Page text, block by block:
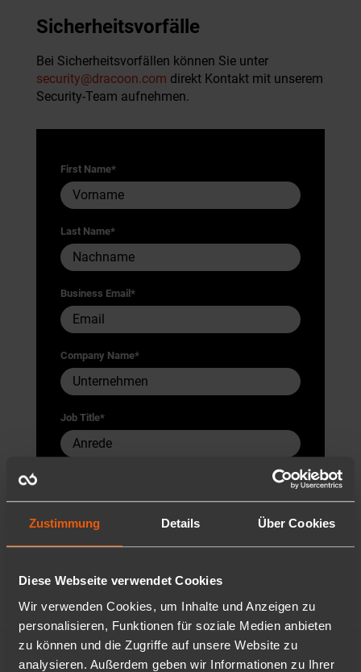
Zustimmung Details Über Cookies
Diese Webseite verwendet Cookies
Wir verwenden Cookies, um Inhalte und Anzeigen zu
personalisieren, Funktionen für soziale Medien anbieten
zu können und die Zugriffe auf unsere Website zu
analysieren. Außerdem geben wir Informationen zu Ihrer
Sicherheits­vorfälle
Bei Sicherheitsvorfällen können Sie unter
security@dracoon.com direkt Kontakt mit unserem
Security-Team aufnehmen.
First Name*
Last Name*
Business Email *
Company Name*
Job Title*